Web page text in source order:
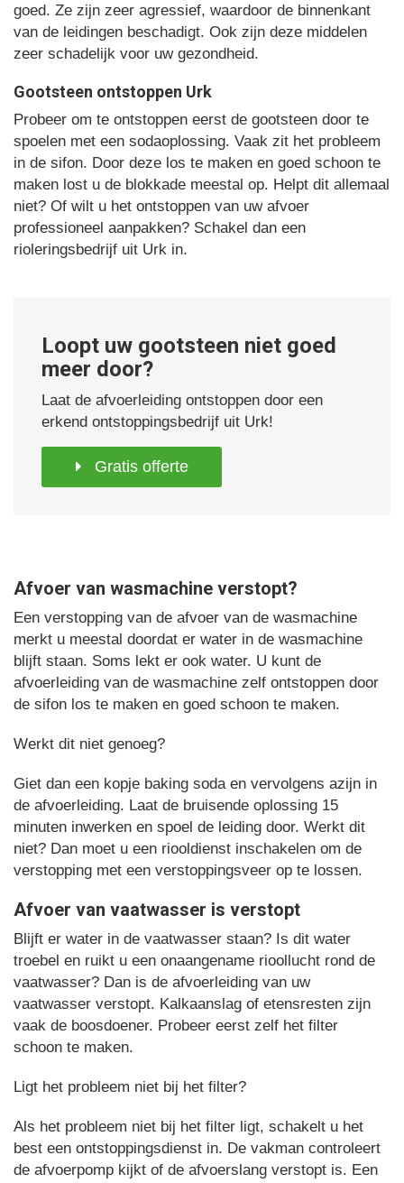
goed. Ze zijn zeer agressief, waardoor de binnenkant
van de leidingen beschadigt. Ook zijn deze middelen
zeer schadelijk voor uw gezondheid.
Gootsteen ontstoppen Urk
Probeer om te ontstoppen eerst de gootsteen door te
spoelen met een sodaoplossing. Vaak zit het probleem
in de sifon. Door deze los te maken en goed schoon te
maken lost u de blokkade meestal op. Helpt dit allemaal
niet? Of wilt u het ontstoppen van uw afvoer
professioneel aanpakken? Schakel dan een
rioleringsbedrijf uit Urk in.
Loopt uw gootsteen niet goed
meer door?
Laat de afvoerleiding ontstoppen door een
erkend ontstoppingsbedrijf uit Urk!
Gratis offerte
Afvoer van wasmachine verstopt?
Een verstopping van de afvoer van de wasmachine
merkt u meestal doordat er water in de wasmachine
blijft staan. Soms lekt er ook water. U kunt de
afvoerleiding van de wasmachine zelf ontstoppen door
de sifon los te maken en goed schoon te maken.
Werkt dit niet genoeg?
Giet dan een kopje baking soda en vervolgens azijn in
de afvoerleiding. Laat de bruisende oplossing 15
minuten inwerken en spoel de leiding door. Werkt dit
niet? Dan moet u een riooldienst inschakelen om de
verstopping met een verstoppingsveer op te lossen.
Afvoer van vaatwasser is verstopt
Blijft er water in de vaatwasser staan? Is dit water
troebel en ruikt u een onaangename rioollucht rond de
vaatwasser? Dan is de afvoerleiding van uw
vaatwasser verstopt. Kalkaanslag of etensresten zijn
vaak de boosdoener. Probeer eerst zelf het filter
schoon te maken.
Ligt het probleem niet bij het filter?
Als het probleem niet bij het filter ligt, schakelt u het
best een ontstoppingsdienst in. De vakman controleert
de afvoerpomp kijkt of de afvoerslang verstopt is. Een